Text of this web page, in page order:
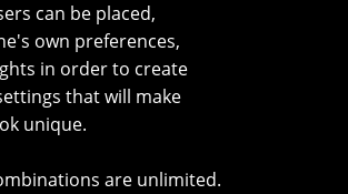
can be placed,
own preferences,
in order to create
that will make
unique.
are unlimited.